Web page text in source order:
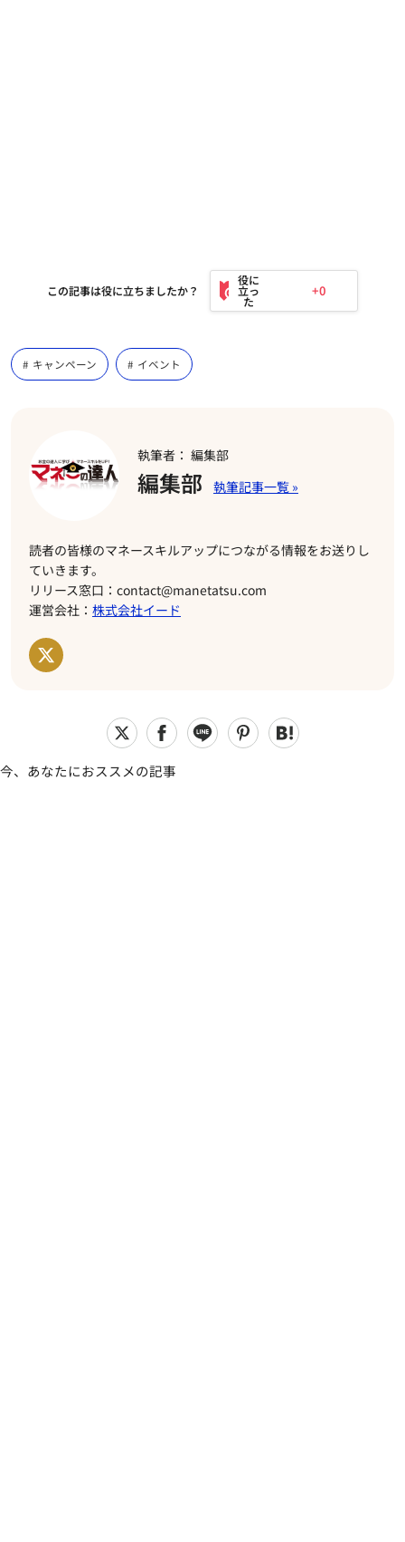
この記事は役に立ちましたか？ +0
キャンペーン イベント
執筆者： 編集部
編集部
読者の皆様のマネースキルアップにつながる情報をお送りし
ていきます。
リリース窓口：contact@manetatsu.com
運営会社： 株式会社イード
今、あなたにおススメの記事